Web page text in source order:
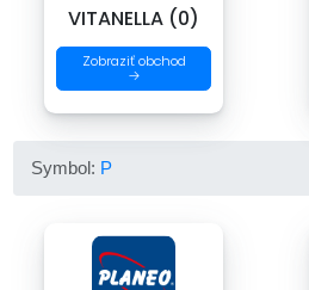
VITANELLA (0)
Zobraziť obchod
→
Symbol: P